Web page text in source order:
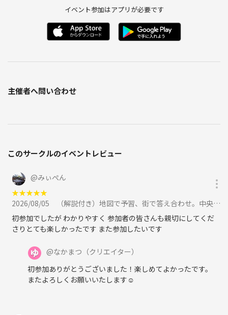
イベント参加はアプリが必要です
主催者へ問い合わせ
このサークルのイベントレビュー
@みぃぺん
★★★★★
2026/08/05
（解説付き）地図で予習、街で答え合わせ。中央区の昔と今をつなぐ歴史散歩に参加
初参加でしたが わかりやすく 参加者の皆さんも親切にしてくだ
さりとても楽しかったです また参加したいです
@なかまつ （クリエイター）
初参加ありがとうございました！楽しめてよかったです。
またよろしくお願いいたします☺